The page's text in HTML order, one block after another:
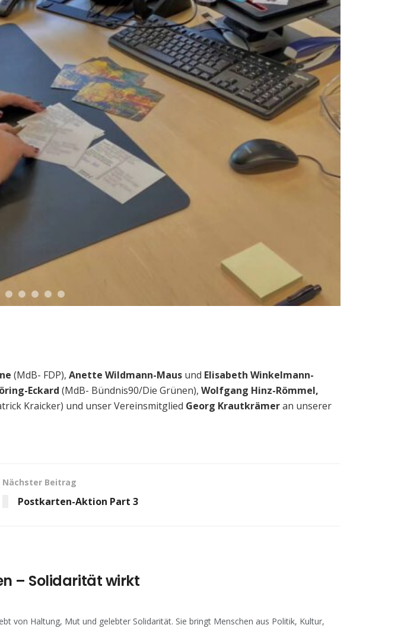
(MdB- FDP), Anette Wildmann-Maus und Elisabeth Winkelmann-
Eckard (MdB- Bündnis90/Die Grünen), Wolfgang Hinz-Römmel,
Kraicker) und unser Vereinsmitglied Georg Krautkrämeran unserer
Nächster Beitrag
Postkarten-Aktion Part 3
– Solidarität wirkt
von Haltung, Mut und gelebter Solidarität. Sie bringt Menschen aus Politik, Kultur,